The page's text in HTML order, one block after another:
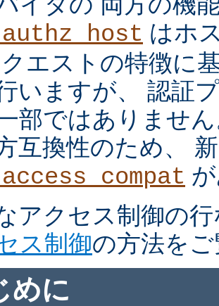
はホ
エストの特徴に
いますが、 認証
部ではありませ
互換性のため、
アクセス制御の
ス制御の方法を
めに